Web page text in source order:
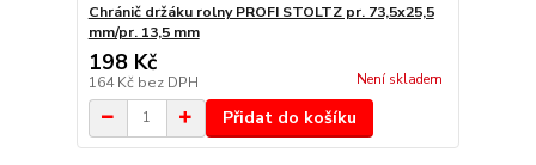
Chránič držáku rolny PROFI STOLTZ pr. 73,5x25,5
mm/pr. 13,5 mm
198 Kč
164 Kč bez DPH Není skladem
Přidat do košíku